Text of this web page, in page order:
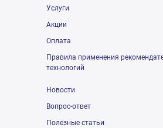
Услуги
Акции
Оплата
Правила применения
технологий
Новости
Вопрос-ответ
Полезные статьи